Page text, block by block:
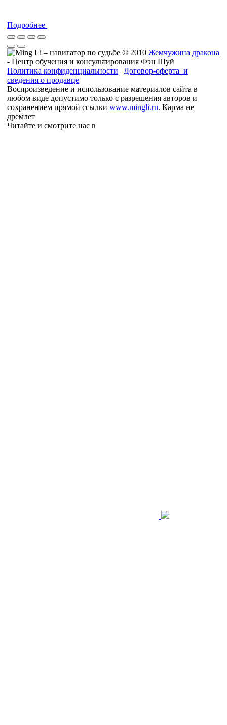
Подробнее
© 2010 Жемчужина дракона
- Центр обучения и консультирования Фэн Шуй
Политика конфиденциальности | Договор-оферта и
сведения о продавце
Воспроизведение и использование материалов сайта в
любом виде допустимо только с разрешения авторов и
сохранением прямой ссылки www.mingli.ru. Карма не
дремлет
Читайте и смотрите нас в